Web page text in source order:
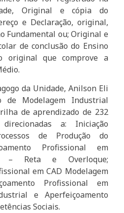
Original e cópia do
e Declaração, original,
Fundamental ou; Original e
de conclusão do Ensino
original que comprove a
da Unidade, Anilson Eli
de Modelagem Industrial
de aprendizado de 232
a: Iniciação
de Produção do
Profissional em
– Reta e Overloque;
em CAD Modelagem
Profissional em
e Aperfeiçoamento
Sociais.